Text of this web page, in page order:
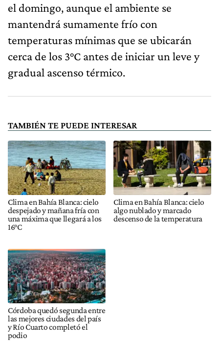
el domingo, aunque el ambiente se
mantendrá sumamente frío con
temperaturas mínimas que se ubicarán
cerca de los 3°C antes de iniciar un leve y
gradual ascenso térmico.
TAMBIÉN TE PUEDE INTERESAR
Clima en Bahía Blanca: cielo
despejado y mañana fría con
una máxima que llegará a los
16°C
Clima en Bahía Blanca: cielo
algo nublado y marcado
descenso de la temperatura
Córdoba quedó segunda entre
las mejores ciudades del país
y Río Cuarto completó el
podio